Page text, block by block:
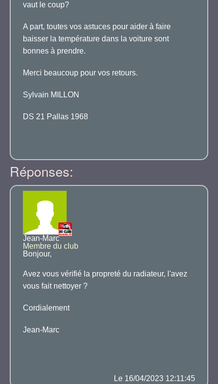
vaut le coup?
A part, toutes vos astuces pour aider à faire
baisser la température dans la voiture sont
bonnes à prendre.
Merci beaucoup pour vos retours.
Sylvain MILLON
DS 21 Pallas 1968
Réponses:
Jean-Marc
Membre du club
Bonjour,
Avez vous vérifié la propreté du radiateur, l'avez
vous fait nettoyer ?
Cordialement
Jean-Marc
Le 16/04/2023 12:11:45